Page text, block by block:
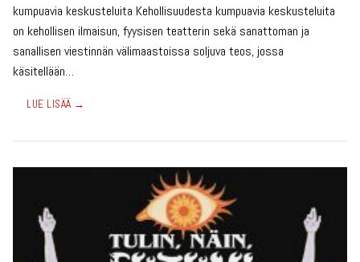
kumpuavia keskusteluita Kehollisuudesta kumpuavia keskusteluita
on kehollisen ilmaisun, fyysisen teatterin sekä sanattoman ja
sanallisen viestinnän välimaastoissa soljuva teos, jossa
käsitellään…
LUE LISÄÄ →